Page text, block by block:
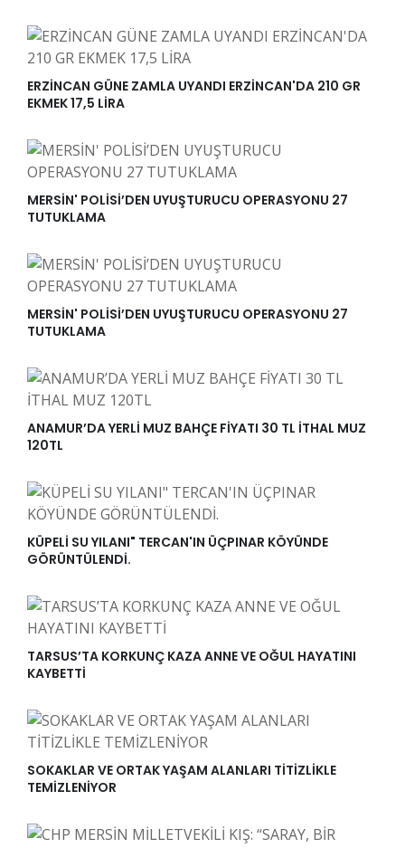
ERZİNCAN GÜNE ZAMLA UYANDI ERZİNCAN'DA 210 GR
EKMEK 17,5 LİRA
MERSİN' POLİSİ’DEN UYUŞTURUCU OPERASYONU 27
TUTUKLAMA
MERSİN' POLİSİ’DEN UYUŞTURUCU OPERASYONU 27
TUTUKLAMA
ANAMUR’DA YERLİ MUZ BAHÇE FİYATI 30 TL İTHAL MUZ
120TL
KÜPELİ SU YILANI" TERCAN'IN ÜÇPINAR KÖYÜNDE
GÖRÜNTÜLENDİ.
TARSUS’TA KORKUNÇ KAZA ANNE VE OĞUL HAYATINI
KAYBETTİ
SOKAKLAR VE ORTAK YAŞAM ALANLARI TİTİZLİKLE
TEMİZLENİYOR